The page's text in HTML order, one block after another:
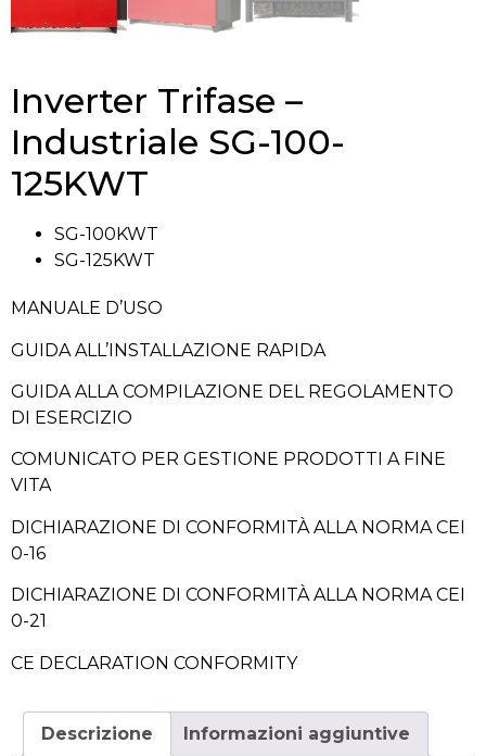
Inverter Trifase –
Industriale SG-100-
125KWT
SG-100KWT
SG-125KWT
MANUALE D’USO
GUIDA ALL’INSTALLAZIONE RAPIDA
GUIDA ALLA COMPILAZIONE DEL REGOLAMENTO
DI ESERCIZIO
COMUNICATO PER GESTIONE PRODOTTI A FINE
VITA
DICHIARAZIONE DI CONFORMITÀ ALLA NORMA CEI
0-16
DICHIARAZIONE DI CONFORMITÀ ALLA NORMA CEI
0-21
CE DECLARATION CONFORMITY
Descrizione Informazioni aggiuntive